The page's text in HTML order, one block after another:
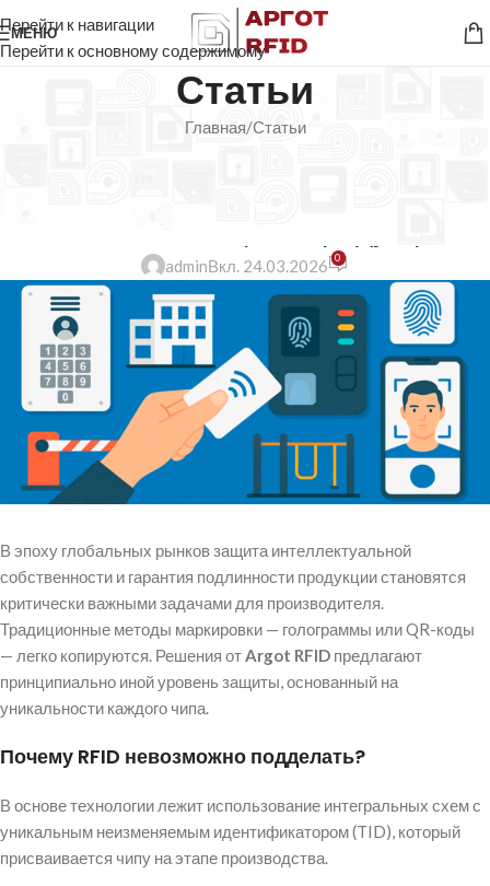
Перейти к навигации
Перейти к основному содержимому
МЕНЮ
Статьи
Главная Статьи
adminВкл. 24.03.2026 0
В эпоху глобальных рынков защита интеллектуальной
собственности и гарантия подлинности продукции становятся
критически важными задачами для производителя.
Традиционные методы маркировки — голограммы или QR-коды
— легко копируются. Решения от Argot RFID предлагают
принципиально иной уровень защиты, основанный на
уникальности каждого чипа.
Почему RFID невозможно подделать?
В основе технологии лежит использование интегральных схем с
уникальным неизменяемым идентификатором (TID), который
присваивается чипу на этапе производства.